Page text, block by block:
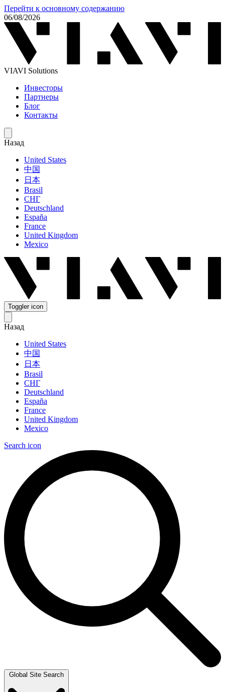
Перейти к основному содержанию
06/08/2026
VIAVI Solutions
Инвесторы
Партнеры
Блог
Контакты
Назад
United States
中国
日本
Brasil
СНГ
Deutschland
España
France
United Kingdom
Mexico
Toggler icon
Назад
United States
中国
日本
Brasil
СНГ
Deutschland
España
France
United Kingdom
Mexico
Search icon
Global Site Search